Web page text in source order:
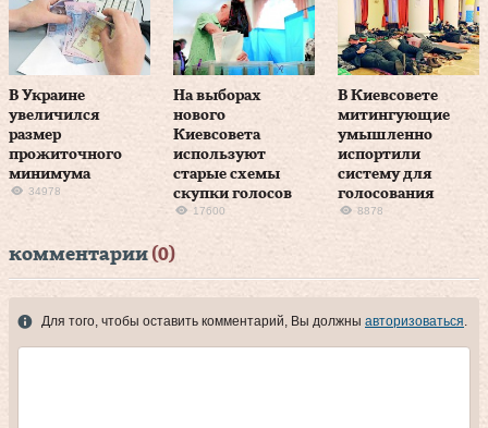
В Украине
увеличился
размер
прожиточного
минимума
34978
На выборах
нового
Киевсовета
используют
старые схемы
скупки голосов
17600
В Киевсовете
митингующие
умышленно
испортили
систему для
голосования
8878
комментарии (0)
Для того, чтобы оставить комментарий, Вы должны авторизоваться.